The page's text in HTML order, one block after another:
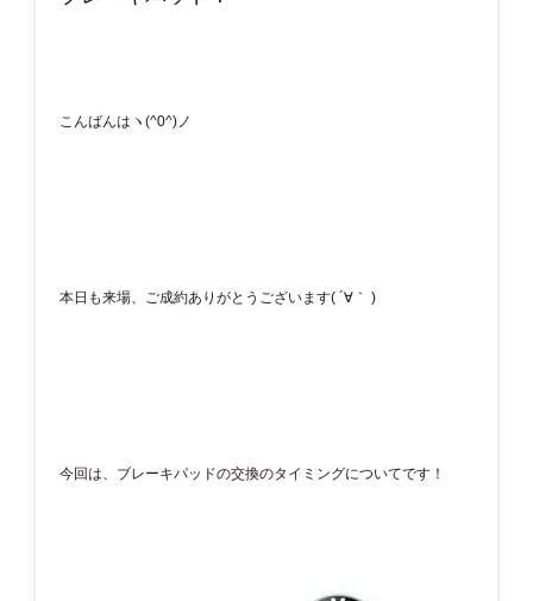
こんばんはヽ(^0^)ノ
本日も来場、ご成約ありがとうございます( ´∀｀ )
今回は、ブレーキパッドの交換のタイミングについてです！